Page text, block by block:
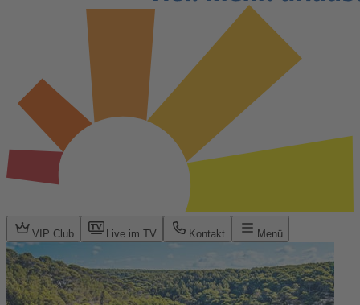
VIP Club Live im TV Kontakt Menü